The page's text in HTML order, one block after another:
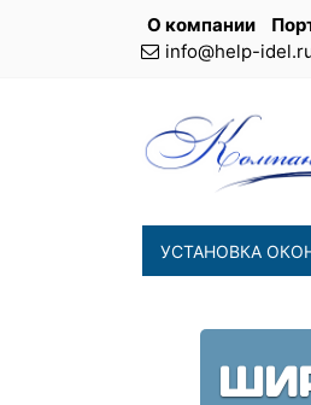
О компании
info@help-
УСТАНОВКА